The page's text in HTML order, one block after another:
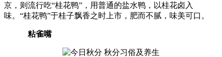
京，则流行吃“桂花鸭”，用普通的盐水鸭，以桂花卤入
味。“桂花鸭”于桂子飘香之时上市，肥而不腻，味美可口。
粘雀嘴